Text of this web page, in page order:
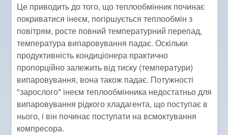
Це приводить до того, що теплообмінник починає
покриватися інеєм, погіршується теплообмін з
повітрям, росте повний температурний перепад,
температура випаровування падає. Оскільки
продуктивність кондиціонера практично
пропорційно залежить від тиску (температури)
випаровування, вона також падає. Потужності
"зарослого" інеєм теплообмінника недостатньо для
випаровування рідкого хладагента, що поступає в
нього, і він починає поступати на всмоктування
компресора.